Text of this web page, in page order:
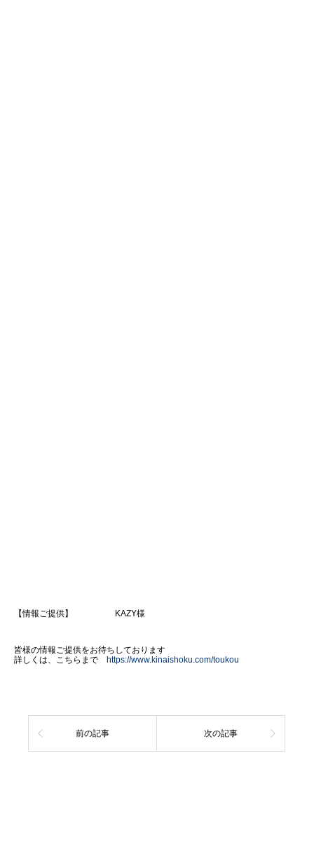
【情報ご提供】 KAZY様
皆様の情報ご提供をお待ちしております
詳しくは、こちらまで https://www.kinaishoku.com/toukou
前の記事 次の記事